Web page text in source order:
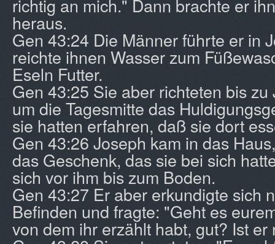
richtig an mich." Dann brachte er
heraus.
Gen 43:24 Die Männer führte er in
reichte ihnen Wasser zum
Eseln Futter.
Gen 43:25 Sie aber richteten bis
um die Tagesmitte das
sie hatten erfahren, daß sie dort
Gen 43:26 Joseph kam in das
das Geschenk, das sie bei sich
sich vor ihm bis zum Boden.
Gen 43:27 Er aber erkundigte sich
Befinden und fragte: "Geht es
von dem ihr erzählt habt, gut? Ist